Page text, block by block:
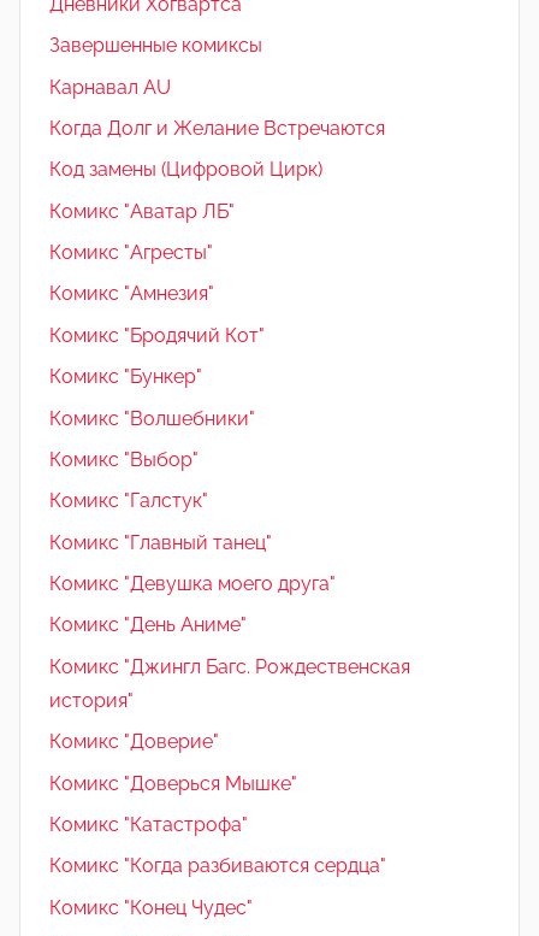
Завершенные комиксы
Карнавал AU
Когда Долг и Желание Встречаются
Код замены (Цифровой Цирк)
Комикс "Аватар ЛБ"
Комикс "Агресты"
Комикс "Амнезия"
Комикс "Бродячий Кот"
Комикс "Бункер"
Комикс "Волшебники"
Комикс "Выбор"
Комикс "Галстук"
Комикс "Главный танец"
Комикс "Девушка моего друга"
Комикс "День Аниме"
Комикс "Джингл Багс. Рождественская
история"
Комикс "Доверие"
Комикс "Доверься Мышке"
Комикс "Катастрофа"
Комикс "Когда разбиваются сердца"
Комикс "Конец Чудес"